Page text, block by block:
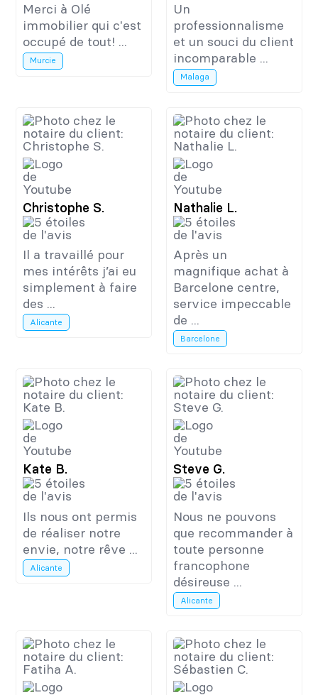
Merci à Olé
immobilier qui c'est
occupé de tout! ...
Murcie
Un
professionnalisme
et un souci du client
incomparable ...
Malaga
Christophe S.
Il a travaillé pour
mes intérêts j’ai eu
simplement à faire
des ...
Alicante
Nathalie L.
Après un
magnifique achat à
Barcelone centre,
service impeccable
de ...
Barcelone
Kate B.
Ils nous ont permis
de réaliser notre
envie, notre rêve ...
Alicante
Steve G.
Nous ne pouvons
que recommander à
toute personne
francophone
désireuse ...
Alicante